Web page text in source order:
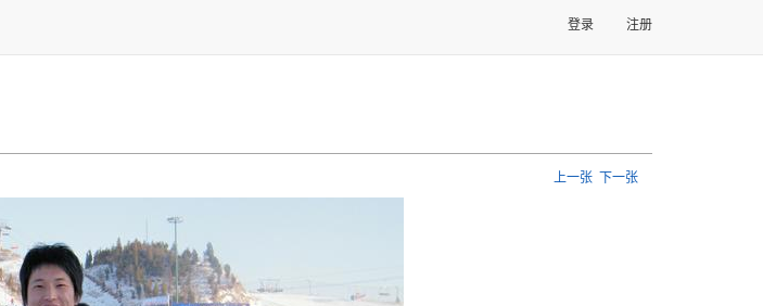
登录 注册
上一张 下一张